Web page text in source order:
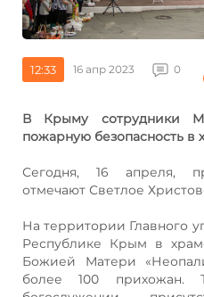
12:33 16 апр 2023 0
В Крыму сотрудники
пожарную безопасность в
Сегодня, 16 апреля,
отмечают Светлое
На территории Главного
Республике Крым в
Божией Матери
более 100 прихожан.